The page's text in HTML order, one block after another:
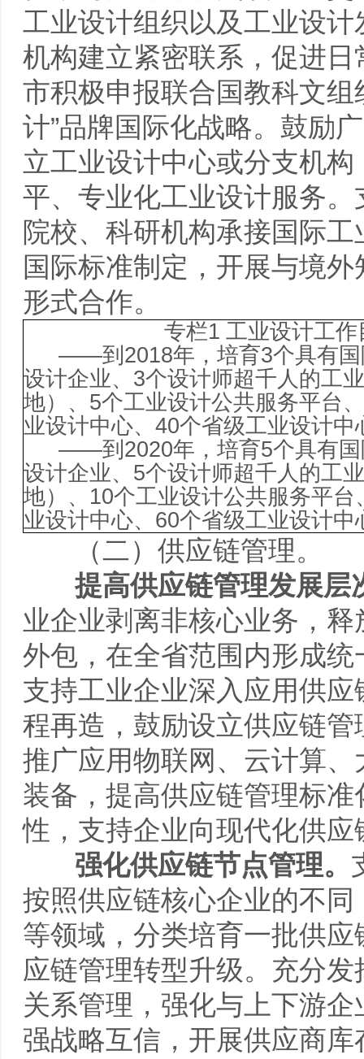
工业设计组织以及工业设
机构建立紧密联系，促进
市积极申报联合国教科文组
计”品牌国际化战略。鼓励
立工业设计中心或分支机
平、专业化工业设计服务
院校、科研机构承接国际
国际标准制定，开展与境
形式合作。
专栏1 工业设计工作
——到 2018年，培育3个具有
设计企业、 3个设计师超千人的工
地）、 5个工业设计公共服务平台、
业设计中心、 40个省级工业设计中
——到 2020年，培育5个具有
设计企业、 5个设计师超千人的工
地）、 10个工业设计公共服务平台
业设计中心、 60个省级工业设计中
（二）供应链管理。
提高供应链管理发展层
业企业剥离非核心业务，
外包，在全省范围内形成
支持工业企业深入应用供
程再造，鼓励设立供应链
推广应用物联网、云计算
装备，提高供应链管理标
性，支持企业向现代化供
强化供应链节点管理。
按照供应链核心企业的不
等领域，分类培育一批供
应链管理转型升级。充分
关系管理，强化与上下游
强战略互信，开展供应商